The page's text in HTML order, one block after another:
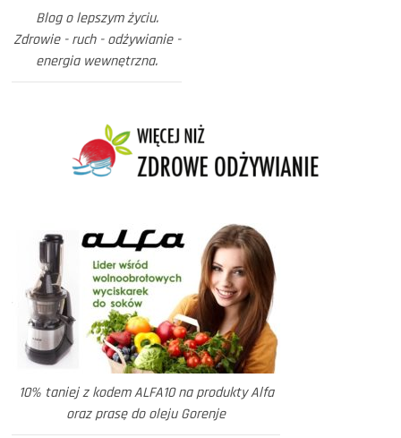
Blog o lepszym życiu.
Zdrowie - ruch - odżywianie -
energia wewnętrzna.
10% taniej z kodem ALFA10 na produkty Alfa
oraz prasę do oleju Gorenje